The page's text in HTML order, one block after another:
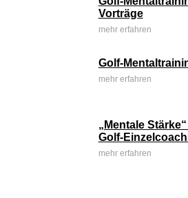
Vorträge
mehr erfahren
Golf-
mehr erfahren
„Mentale
Golf-
mehr erfahren